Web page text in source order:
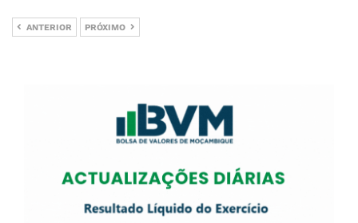
ANTERIOR PRÓXIMO